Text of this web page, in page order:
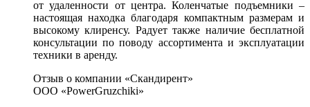
от удаленности от центра. Коленчатые подъемники –
настоящая находка благодаря компактным размерам и
высокому клиренсу. Радует также наличие бесплатной
консультации по поводу ассортимента и эксплуатации
техники в аренду.
Отзыв о компании «Скандирент»
ООО «PowerGruzchiki»